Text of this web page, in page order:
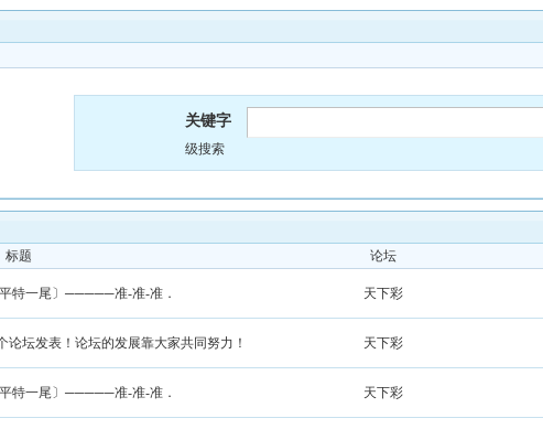
关键字
级搜索
标题 论坛
特一尾〕─────准-准-准． 天下彩
坛发表！论坛的发展靠大家共同努力！ 天下彩
特一尾〕─────准-准-准． 天下彩